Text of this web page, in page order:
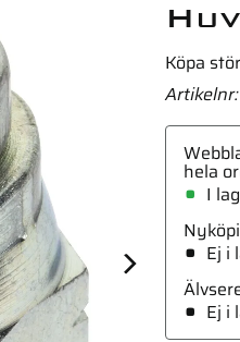
Köpa
Artikelnr
hela
I
Ej i
Ej i